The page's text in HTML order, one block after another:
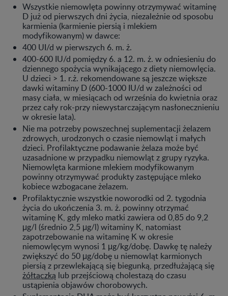
Wszystkie niemowlęta powinny otrzymywać witaminę
D już od pierwszych dni życia, niezależnie od sposobu
karmienia (karmienie piersią i mlekiem
modyfikowanym) w dawce:
400 UI/d w pierwszych 6. m. ż.
400-600 IU/d pomiędzy 6. a 12. m. ż. w odniesieniu do
dziennego spożycia wynikającego z diety niemowlęcia.
U dzieci > 1. r.ż. rekomendowane są jeszcze większe
dawki witaminy D (600-1000 IU/d w zależności od
masy ciała, w miesiącach od września do kwietnia oraz
przez cały rok-przy niewystarczającym nasłonecznieniu
w okresie lata).
Nie ma potrzeby powszechnej suplementacji żelazem
zdrowych, urodzonych o czasie niemowląt i małych
dzieci. Profilaktyczne podawanie żelaza może być
uzasadnione w przypadku niemowląt z grupy ryzyka.
Niemowlęta karmione mlekiem modyfikowanym
powinny otrzymywać produkty zastępujące mleko
kobiece wzbogacane żelazem.
Profilaktycznie wszystkie noworodki od 2. tygodnia
życia do ukończenia 3. m. ż. powinny otrzymać
witaminę K, gdy mleko matki zawiera od 0,85 do 9,2
μg/l (średnio 2,5 μg/l) witaminy K, natomiast
zapotrzebowanie na witaminę K w okresie
niemowlęcym wynosi 1 μg/kg/dobę. Dawkę tę należy
zwiększyć do 50 μg/dobę u niemowląt karmionych
piersią z przewlekającą się biegunką, przedłużającą się
żółtaczką lub przejściową cholestazą do czasu
ustąpienia objawów chorobowych.